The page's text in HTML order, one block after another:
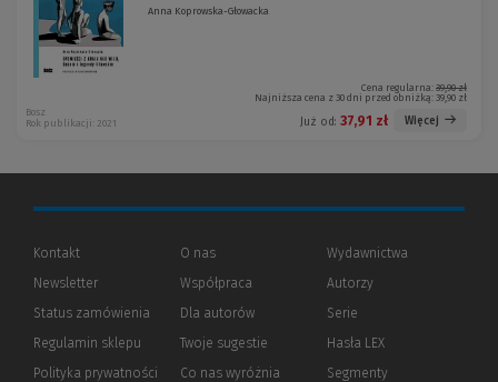
Anna Koprowska-Głowacka
Cena regularna: 39,90 zł
Najniższa cena z 30 dni przed obniżką: 39,90 zł
Już od: 37,91 zł Więcej
Bosz
Rok publikacji: 2021
Kontakt
Newsletter
Status zamówienia
Regulamin sklepu
Polityka prywatności (Nowe
(Link
O nas
Współpraca
Dla autorów(Nowe
(Link
innej
strony)
Twoje sugestie
Co nas wyróżnia
Wydawnictwa
Autorzy
Serie
Hasła LEX
Segmenty